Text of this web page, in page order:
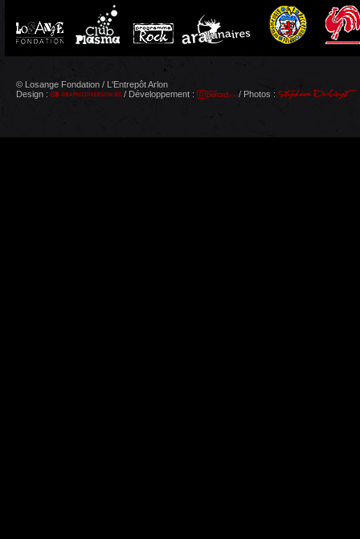
© Losange Fondation / L'Entrepôt Arlon
Design :
/ Développement : / Photos :